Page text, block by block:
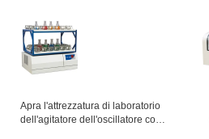
Apra l'attrezzatura di laboratorio
dell'agitatore dell'oscillatore con